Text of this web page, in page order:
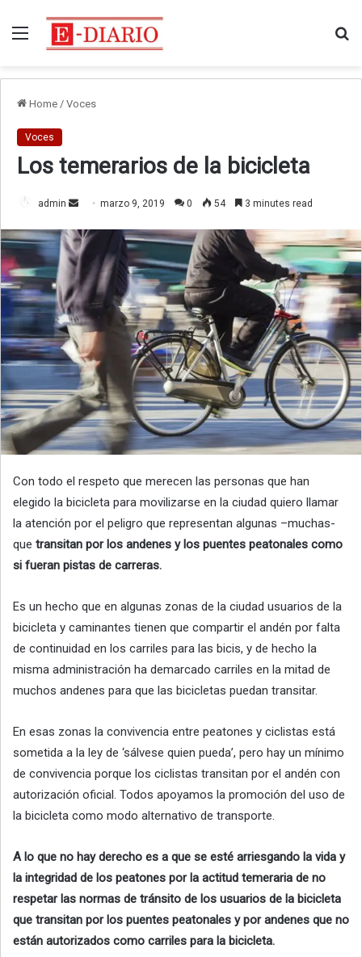
Menu
Home / Voces
Voces
Los temerarios de la bicicleta
admin
Send
email
marzo 9, 2019 0 54 3 minutes read
Con todo el respeto que merecen las personas que han
elegido la bicicleta para movilizarse en la ciudad quiero llamar
la atención por el peligro que representan algunas –muchas-
que transitan por los andenes y los puentes peatonales como
si fueran pistas de carreras.
Es un hecho que en algunas zonas de la ciudad usuarios de la
bicicleta y caminantes tienen que compartir el andén por falta
de continuidad en los carriles para las bicis, y de hecho la
misma administración ha demarcado carriles en la mitad de
muchos andenes para que las bicicletas puedan transitar.
En esas zonas la convivencia entre peatones y ciclistas está
sometida a la ley de ‘sálvese quien pueda’, pero hay un mínimo
de convivencia porque los ciclistas transitan por el andén con
autorización oficial. Todos apoyamos la promoción del uso de
la bicicleta como modo alternativo de transporte.
A lo que no hay derecho es a que se esté arriesgando la vida y
la integridad de los peatones por la actitud temeraria de no
respetar las normas de tránsito de los usuarios de la bicicleta
que transitan por los puentes peatonales y por andenes que no
están autorizados como carriles para la bicicleta.